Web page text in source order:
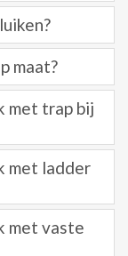
maat?
met trap bij
met ladder
met vaste